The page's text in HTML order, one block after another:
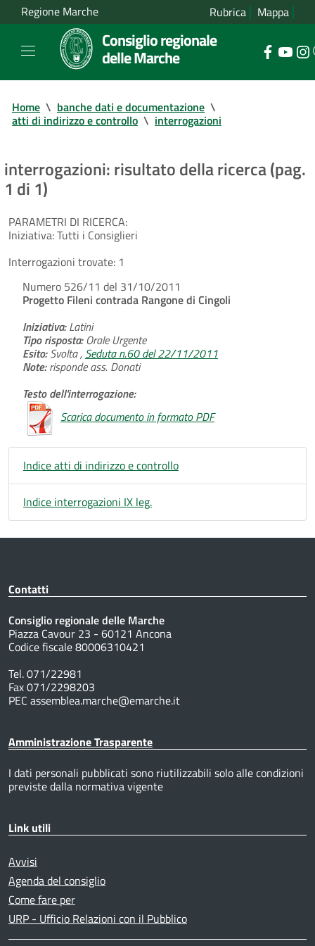
Regione Marche Rubrica Mappa
Consiglio regionale
delle Marche
Home \ banche dati e documentazione \
atti di indirizzo e controllo \ interrogazioni
interrogazioni: risultato della ricerca (pag.
1 di 1)
PARAMETRI DI RICERCA:
Iniziativa:Tutti i Consiglieri
Interrogazioni trovate: 1
Numero 526/11 del 31/10/2011
Progetto Fileni contrada Rangone di Cingoli
Iniziativa:Latini
Tipo risposta:Orale Urgente
Esito:Svolta , Seduta n.60 del 22/11/2011
Note:risponde ass. Donati
Testo dell'interrogazione:
Scarica documento in formato PDF
Indice atti di indirizzo e controllo
Indice interrogazioni IX leg.
Contatti
Consiglio regionale delle Marche
Piazza Cavour 23 - 60121 Ancona
Codice fiscale 80006310421
Tel. 071/22981
Fax 071/2298203
PEC assemblea.marche@emarche.it
Amministrazione Trasparente
I dati personali pubblicati sono riutilizzabili solo alle condizioni
previste dalla normativa vigente
Link utili
Avvisi
Agenda del consiglio
Come fare per
URP - Ufficio Relazioni con il Pubblico